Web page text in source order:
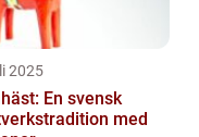
2025
En svensk
med